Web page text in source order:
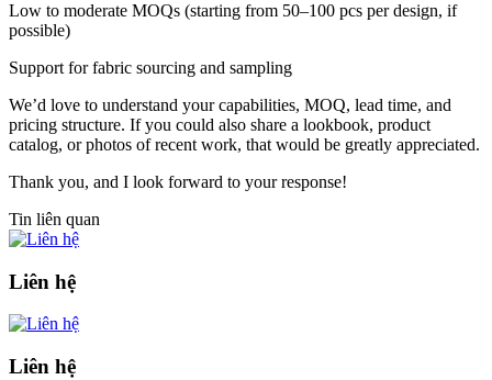
Low to moderate MOQs (starting from 50–100 pcs per design, if
possible)
Support for fabric sourcing and sampling
We’d love to understand your capabilities, MOQ, lead time, and
pricing structure. If you could also share a lookbook, product
catalog, or photos of recent work, that would be greatly appreciated.
Thank you, and I look forward to your response!
Tin liên quan
Liên hệ
Liên hệ